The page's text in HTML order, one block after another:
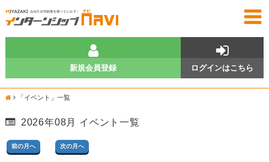
ログインはこちら
新規会員登録
「イベント」一覧
2026年08月 イベント一覧
前の月へ 次の月へ